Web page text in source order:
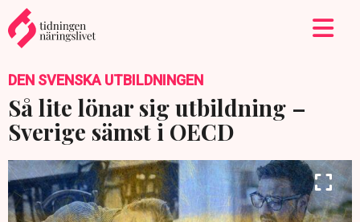
DEN SVENSKA UTBILDNINGEN
Så lite lönar sig utbildning –
Sverige sämst i OECD